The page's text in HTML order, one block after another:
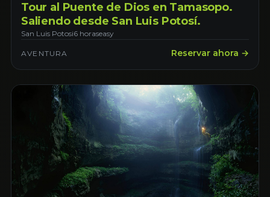
Tour al Puente de Dios en Tamasopo.
Saliendo desde San Luis Potosí.
San Luis Potosi6 horaseasy
AVENTURA Reservar ahora →